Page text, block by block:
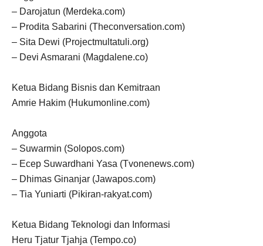
– Darojatun (Merdeka.com)
– Prodita Sabarini (Theconversation.com)
– Sita Dewi (Projectmultatuli.org)
– Devi Asmarani (Magdalene.co)
Ketua Bidang Bisnis dan Kemitraan
Amrie Hakim (Hukumonline.com)
Anggota
– Suwarmin (Solopos.com)
– Ecep Suwardhani Yasa (Tvonenews.com)
– Dhimas Ginanjar (Jawapos.com)
– Tia Yuniarti (Pikiran-rakyat.com)
Ketua Bidang Teknologi dan Informasi
Heru Tjatur Tjahja (Tempo.co)